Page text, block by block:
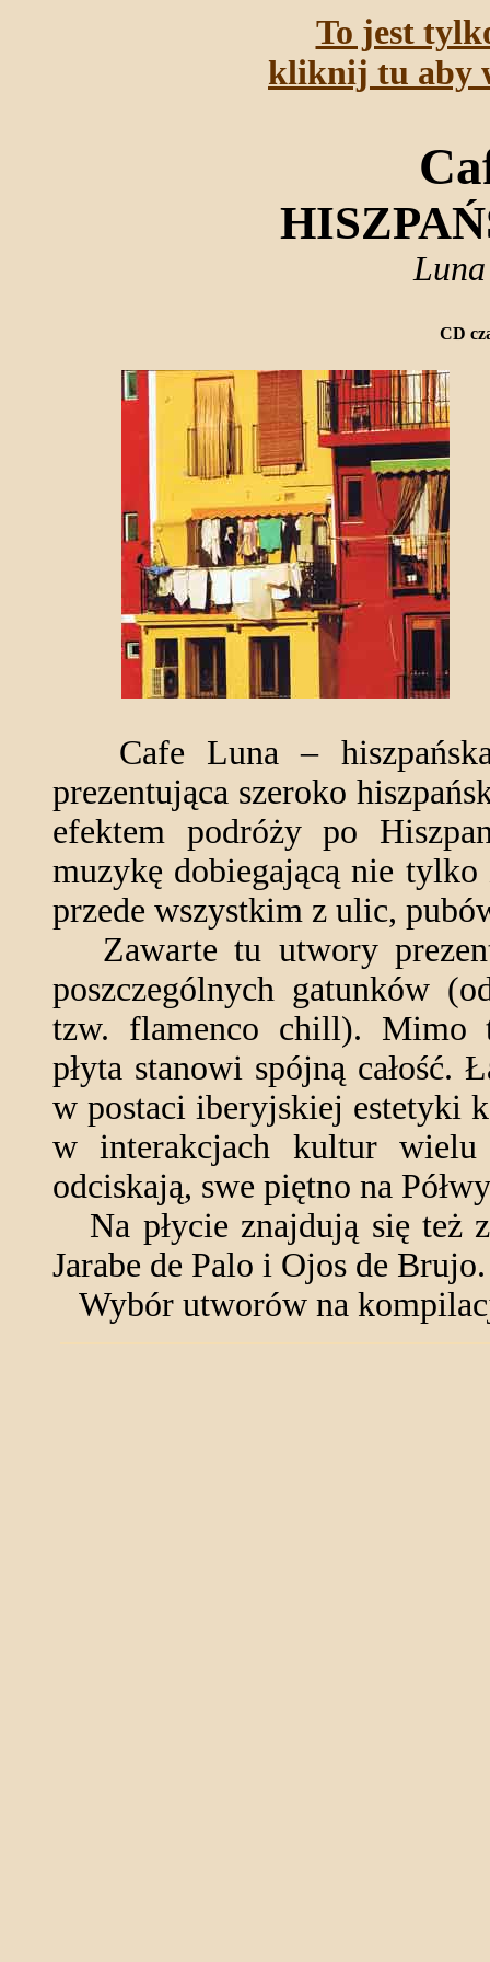
To jest
kliknij tu aby
CD
Cafe Luna –
prezentująca szeroko
efektem podróży po
muzykę dobiegającą nie
przede wszystkim z ulic,
Zawarte tu utwory
poszczególnych gatunków
tzw. flamenco chill). Mimo
płyta stanowi spójną
w postaci iberyjskiej estetyki
w interakcjach kultur wielu
odciskają, swe piętno na
Na płycie znajdują się też
Jarabe de Palo i Ojos de Brujo.
Wybór utworów na